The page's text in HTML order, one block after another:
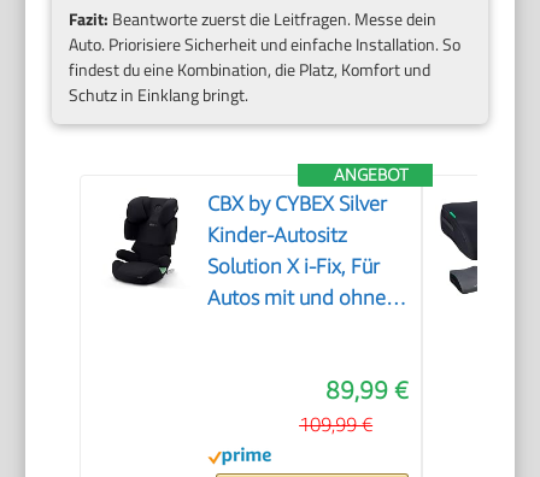
Fazit: Beantworte zuerst die Leitfragen. Messe dein
Auto. Priorisiere Sicherheit und einfache Installation. So
findest du eine Kombination, die Platz, Komfort und
Schutz in Einklang bringt.
ANGEBOT
CBX by CYBEX Silver
Kinder-Autositz
Solution X i-Fix, Für
Autos mit und ohne
Ab ca. 15 bis 50 kg,
Pure Black
89,99 €
109,99 €